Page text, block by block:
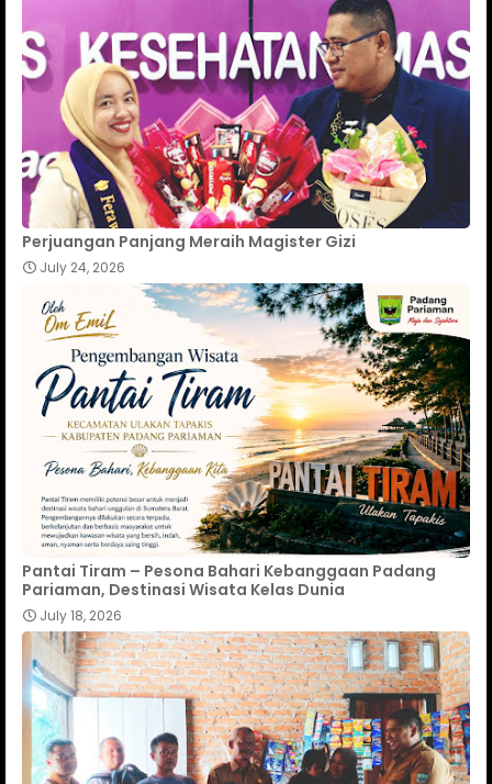
Perjuangan Panjang Meraih Magister Gizi
July 24, 2026
Pantai Tiram – Pesona Bahari Kebanggaan Padang
Pariaman, Destinasi Wisata Kelas Dunia
July 18, 2026